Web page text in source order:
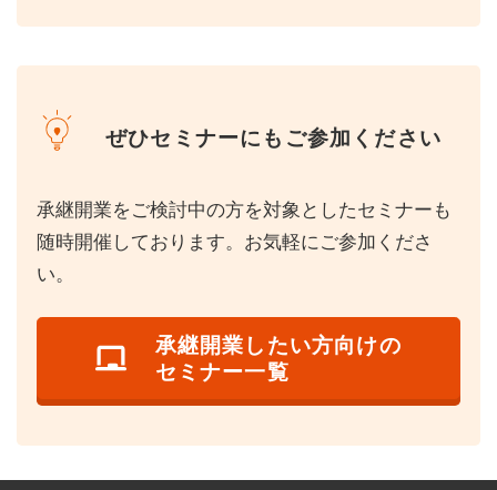
ぜひセミナーにもご参加ください
承継開業をご検討中の方を対象としたセミナーも
随時開催しております。お気軽にご参加くださ
い。
承継開業したい方向けの
セミナー一覧